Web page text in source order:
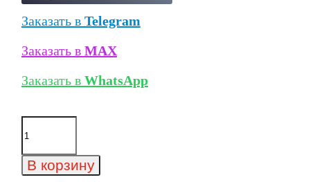
Заказать в Telegram
Заказать в MAX
Заказать в WhatsApp
Количество
товара
плитка
Gres
В корзину